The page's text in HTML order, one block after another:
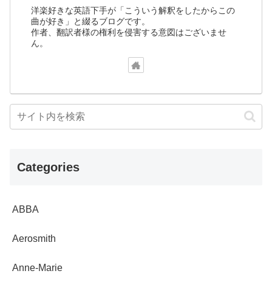
洋楽好きな英語下手が「こういう解釈をしたからこの
曲が好き」と綴るブログです。
作者、翻訳者様の権利を侵害する意図はございませ
ん。
Categories
ABBA
Aerosmith
Anne-Marie